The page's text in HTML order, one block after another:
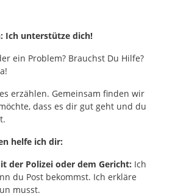
Ich unterstütze dich!
ein Problem? Brauchst Du Hilfe?
erzählen. Gemeinsam finden wir
dass es dir gut geht und du
helfe ich dir:
der Polizei oder dem Gericht: Ich
du Post bekommst. Ich erkläre
musst.